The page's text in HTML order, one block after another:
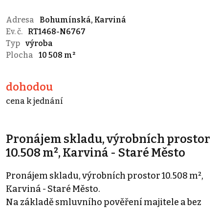
Adresa
Bohumínská, Karviná
Ev. č.
RT1468-N6767
Typ výroba
Plocha
10 508 m²
dohodou
cena k jednání
Pronájem skladu, výrobních prostor
10.508 m², Karviná - Staré Město
Pronájem skladu, výrobních prostor 10.508 m²,
Karviná - Staré Město.
Na základě smluvního pověření majitele a bez